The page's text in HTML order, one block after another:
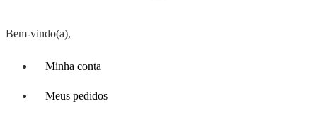
Bem-vindo(a),
Minha conta
Meus pedidos